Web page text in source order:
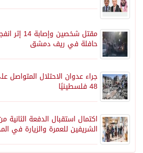
مقتل شخصين
حافلة في ريف دمشق
جراء عدوان الاحتلال المتواصل
48 فلسطينيًا
اكتمال استقبال الدفعة
الشريفين للعمرة والزيارة في